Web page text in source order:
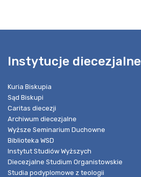
Instytucje diecezjalne
Kuria Biskupia
Sąd Biskupi
Caritas diecezji
Archiwum diecezjalne
Wyższe Seminarium Duchowne
Biblioteka WSD
Instytut Studiów Wyższych
Diecezjalne Studium Organistowskie
Studia podyplomowe z teologii